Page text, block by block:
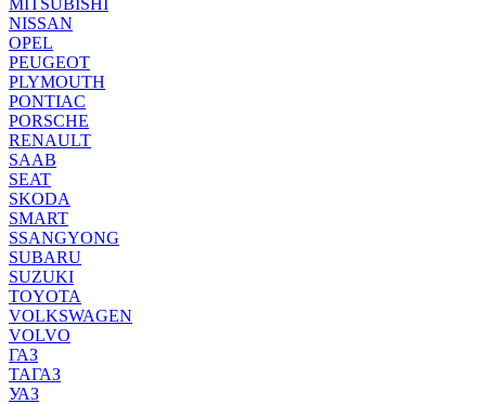
MITSUBISHI
NISSAN
OPEL
PEUGEOT
PLYMOUTH
PONTIAC
PORSCHE
RENAULT
SAAB
SEAT
SKODA
SMART
SSANGYONG
SUBARU
SUZUKI
TOYOTA
VOLKSWAGEN
VOLVO
ГАЗ
ТАГАЗ
УАЗ